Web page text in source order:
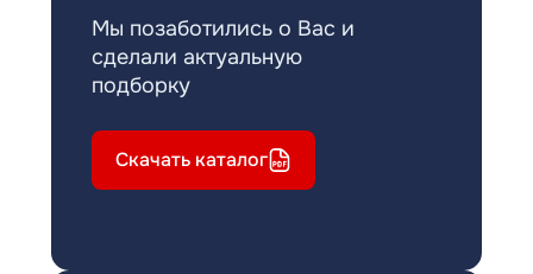
Мы позаботились о Вас и
сделали актуальную
подборку
Скачать каталог